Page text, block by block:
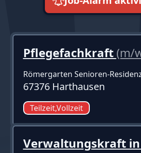
Pflegefachkraft (m/
Römergarten Senioren-
67376 Harthausen
Teilzeit,Vollzeit
Verwaltungskraft